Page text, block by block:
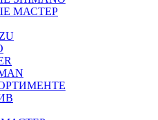
МАСТЕР